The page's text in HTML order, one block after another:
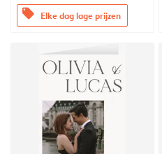
offers Elke dag lage prijzen